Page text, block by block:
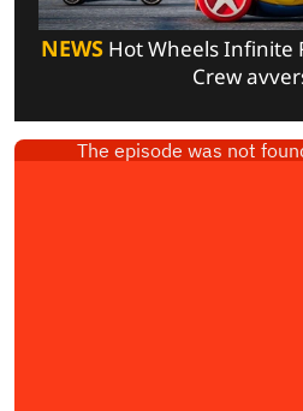
NEWS Hot Wheels Infinite
Crew